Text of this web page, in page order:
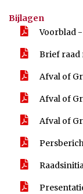
Bijlagen
Voorblad
Brief raad
Afval of
Afval of
Afval of